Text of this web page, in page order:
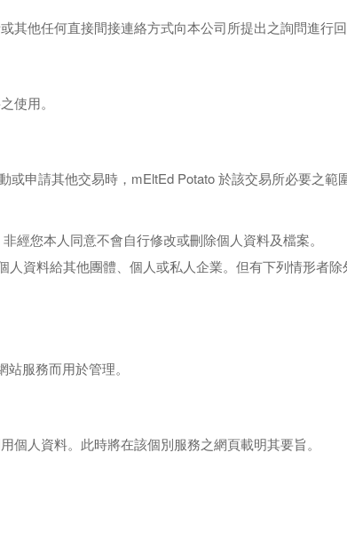
其他任何直接間接連絡方式向本公司所提出之詢問進行
使用。
或申請其他交易時，mEltEd Potato 於該交易所必要之範
經您本人同意不會自行修改或刪除個人資料及檔案。
人資料給其他團體、個人或私人企業。但有下列情形者除
站服務而用於管理。
個人資料。此時將在該個別服務之網頁載明其要旨。